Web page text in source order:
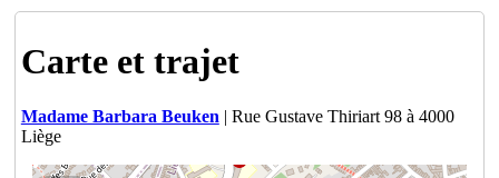
Carte et trajet
Madame Barbara Beuken | Rue Gustave Thiriart 98 à 4000
Liège